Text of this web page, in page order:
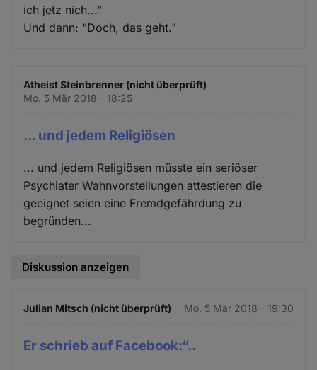
ich jetz nich..."
Und dann: "Doch, das geht."
Atheist Steinbrenner (nicht überprüft)
Mo. 5 Mär 2018 - 18:25
... und jedem Religiösen
... und jedem Religiösen müsste ein seriöser
Psychiater Wahnvorstellungen attestieren die
geeignet seien eine Fremdgefährdung zu
begründen...
Diskussion anzeigen
Julian Mitsch (nicht überprüft) Mo. 5 Mär 2018 - 19:30
Er schrieb auf Facebook:“..